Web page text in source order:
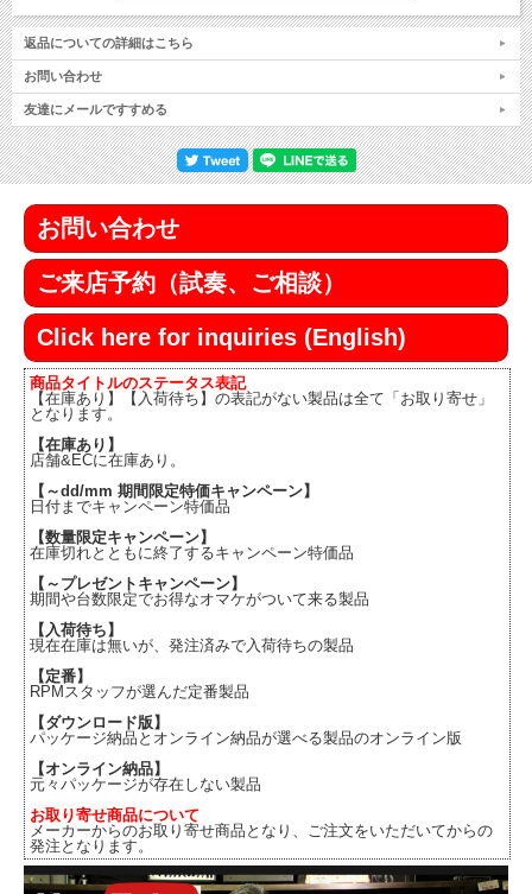
返品についての詳細はこちら
お問い合わせ
友達にメールですすめる
お問い合わせ
ご来店予約（試奏、ご相談）
Click here for inquiries (English)
商品タイトルのステータス表記
【在庫あり】【入荷待ち】の表記がない製品は全て「お取り寄せ」
となります。
【在庫あり】
店舗&ECに在庫あり。
【～dd/mm 期間限定特価キャンペーン】
日付までキャンペーン特価品
【数量限定キャンペーン】
在庫切れとともに終了するキャンペーン特価品
【～プレゼントキャンペーン】
期間や台数限定でお得なオマケがついて来る製品
【入荷待ち】
現在在庫は無いが、発注済みで入荷待ちの製品
【定番】
RPMスタッフが選んだ定番製品
【ダウンロード版】
パッケージ納品とオンライン納品が選べる製品のオンライン版
【オンライン納品】
元々パッケージが存在しない製品
お取り寄せ商品について
メーカーからのお取り寄せ商品となり、ご注文をいただいてからの
発注となります。